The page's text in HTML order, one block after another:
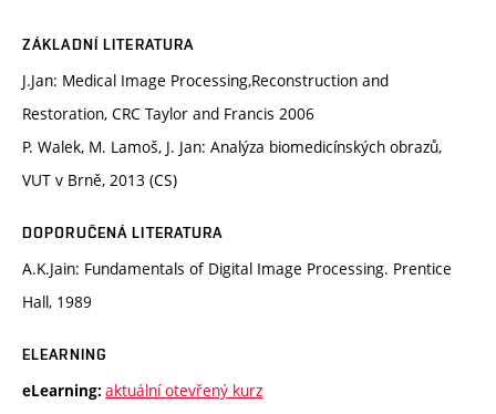
ZÁKLADNÍ LITERATURA
J.Jan: Medical Image Processing,Reconstruction and
Restoration, CRC Taylor and Francis 2006
P. Walek, M. Lamoš, J. Jan: Analýza biomedicínských obrazů,
VUT v Brně, 2013 (CS)
DOPORUČENÁ LITERATURA
A.K.Jain: Fundamentals of Digital Image Processing. Prentice
Hall, 1989
ELEARNING
eLearning: aktuální otevřený kurz